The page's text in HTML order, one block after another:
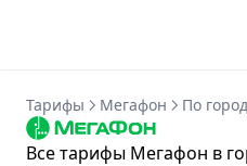
Тарифы Мегафон По
Все тарифы Мегафон в